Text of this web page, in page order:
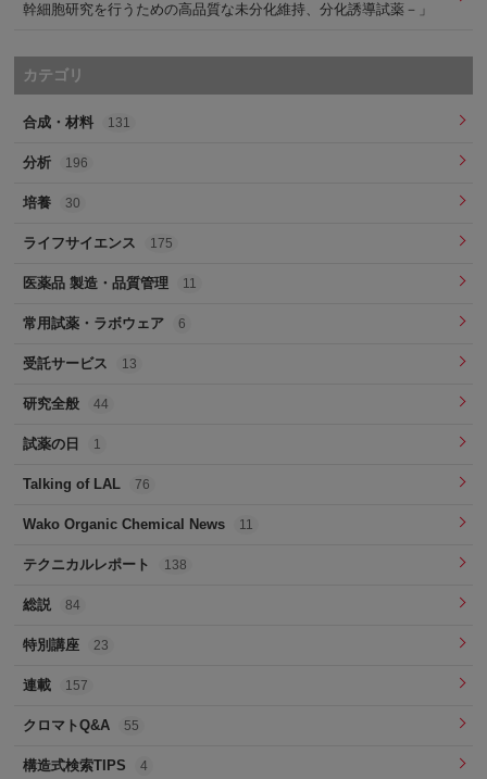
幹細胞研究を行うための高品質な未分化維持、分化誘導試薬－」
カテゴリ
合成・材料 131
分析 196
培養 30
ライフサイエンス 175
医薬品 製造・品質管理 11
常用試薬・ラボウェア 6
受託サービス 13
研究全般 44
試薬の日 1
Talking of LAL 76
Wako Organic Chemical News 11
テクニカルレポート 138
総説 84
特別講座 23
連載 157
クロマトQ&A 55
構造式検索TIPS 4